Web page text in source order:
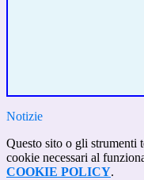
Notizie
Questo sito o gli strumenti
cookie necessari al
COOKIE POLICY.